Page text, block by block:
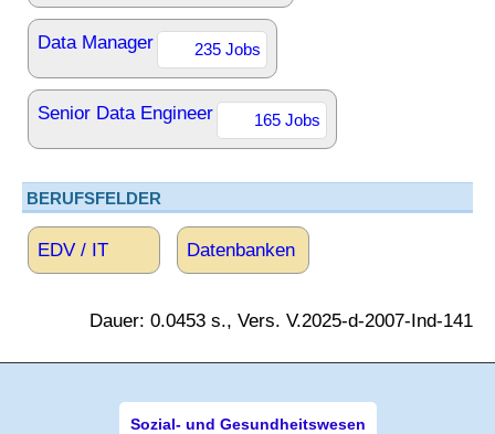
Data Manager 235 Jobs
Senior Data Engineer 165 Jobs
BERUFSFELDER
EDV / IT Datenbanken
Dauer: 0.0453 s., Vers. V.2025-d-2007-Ind-141
Sozial- und Gesundheitswesen